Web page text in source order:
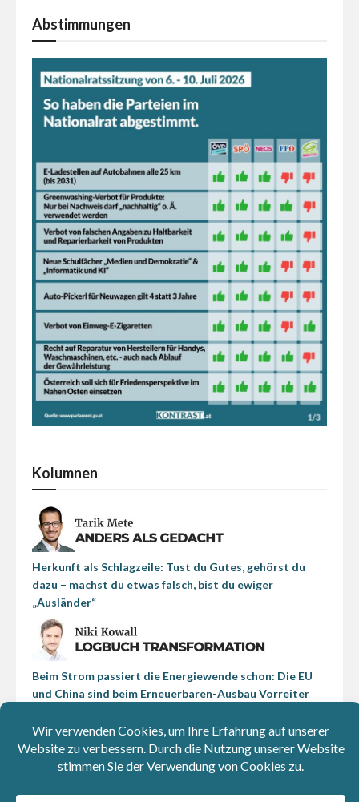
Abstimmungen
Kolumnen
Herkunft als Schlagzeile: Tust du Gutes, gehörst du
dazu – machst du etwas falsch, bist du ewiger
„Ausländer“
Beim Strom passiert die Energiewende schon: Die EU
und China sind beim Erneuerbaren-Ausbau Vorreiter
Politik für Reiche im Klassenzimmer: Die Agenda